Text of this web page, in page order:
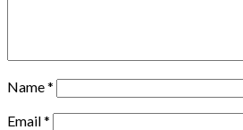
Name*
Email*